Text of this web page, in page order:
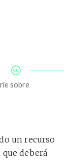
sobre
un recurso
deberá